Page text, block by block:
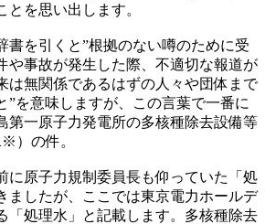
を思い出します。
書を引くと”根拠のない噂のために受
や事故が発生した際、不適切な報道が
は無関係であるはずの人々や団体まで
”を意味しますが、この言葉で一番に
第一原子力発電所の多核種除去設備等
）の件。
に原子力規制委員長も仰っていた「処
ましたが、ここでは東京電力ホールデ
「処理水」と記載します。多核種除去